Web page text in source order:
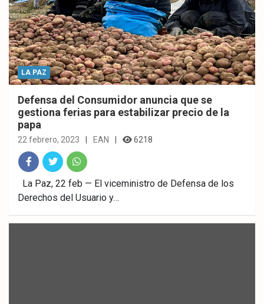
LA PAZ
Defensa del Consumidor anuncia que se
gestiona ferias para estabilizar precio de la
papa
22 febrero, 2023 EAN 6218
Fac
ebo
ok
Twitt
er
What
sAp
p
La Paz, 22 feb — El viceministro de Defensa de los
Derechos del Usuario y…